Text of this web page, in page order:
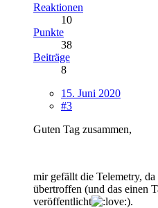
Reaktionen
10
Punkte
38
Beiträge
8
15. Juni 2020
#3
Guten Tag zusammen,
mir gefällt die Telemetry,
übertroffen (und das einen
veröffentlicht
).